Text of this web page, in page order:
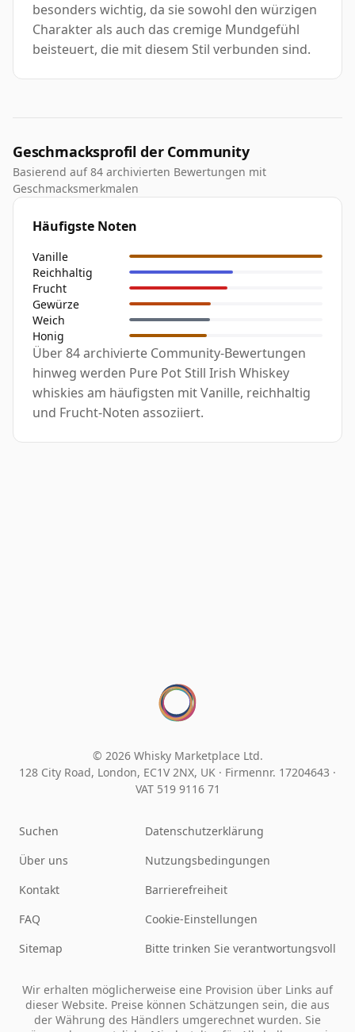
besonders wichtig, da sie sowohl den würzigen
Charakter als auch das cremige Mundgefühl
beisteuert, die mit diesem Stil verbunden sind.
Geschmacksprofil der Community
Basierend auf 84 archivierten Bewertungen mit
Geschmacksmerkmalen
Häufigste Noten
Vanille
Reichhaltig
Frucht
Gewürze
Weich
Honig
Über 84 archivierte Community-Bewertungen
hinweg werden Pure Pot Still Irish Whiskey
whiskies am häufigsten mit Vanille, reichhaltig
und Frucht-Noten assoziiert.
© 2026 Whisky Marketplace Ltd.
128 City Road, London, EC1V 2NX, UK · Firmennr. 17204643 ·
VAT 519 9116 71
Suchen
Über uns
Kontakt
FAQ
Sitemap
Datenschutzerklärung
Nutzungsbedingungen
Barrierefreiheit
Cookie-Einstellungen
Bitte trinken Sie verantwortungsvoll
Wir erhalten möglicherweise eine Provision über Links auf
dieser Website. Preise können Schätzungen sein, die aus
der Währung des Händlers umgerechnet wurden. Sie